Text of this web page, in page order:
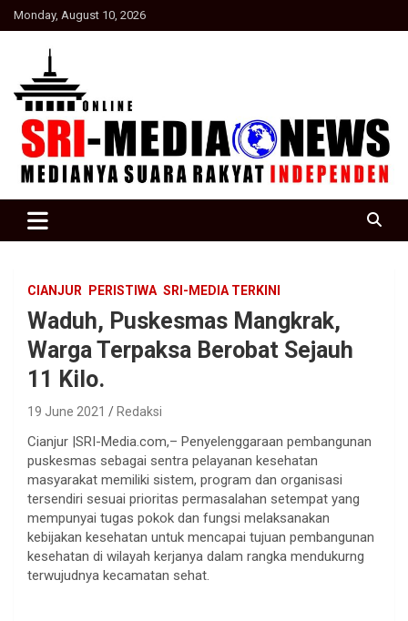
Skip
to
Monday, August 10, 2026
SRI Media news
CIANJUR PERISTIWA SRI-MEDIA TERKINI
Waduh, Puskesmas Mangkrak,
Warga Terpaksa Berobat Sejauh
11 Kilo.
19 June 2021 Redaksi
Cianjur |SRI-Media.com,– Penyelenggaraan pembangunan
puskesmas sebagai sentra pelayanan kesehatan
masyarakat memiliki sistem, program dan organisasi
tersendiri sesuai prioritas permasalahan setempat yang
mempunyai tugas pokok dan fungsi melaksanakan
kebijakan kesehatan untuk mencapai tujuan pembangunan
kesehatan di wilayah kerjanya dalam rangka mendukurng
terwujudnya kecamatan sehat.